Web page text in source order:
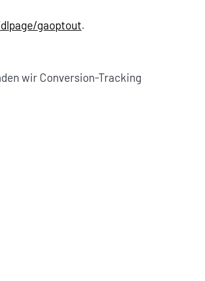
gaoptout.
wir Conversion-Tracking